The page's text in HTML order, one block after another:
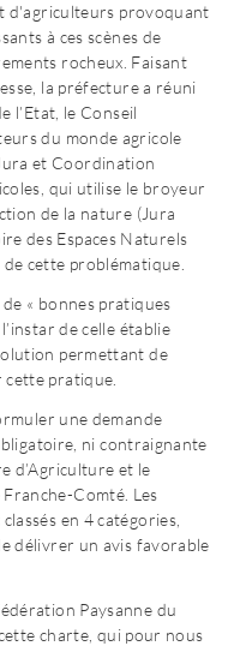
d'agriculteurs provoquant
à ces scènes de
rocheux. Faisant
la préfecture a réuni
l’Etat, le Conseil
du monde agricole
et Coordination
qui utilise le broyeur
de la nature (Jura
des Espaces Naturels
cette problématique.
« bonnes pratiques
de celle établie
permettant de
pratique.
une demande
ni contraignante
d’Agriculture et le
Comté. Les
en 4 catégories,
délivrer un avis favorable
Paysanne du
charte, qui pour nous